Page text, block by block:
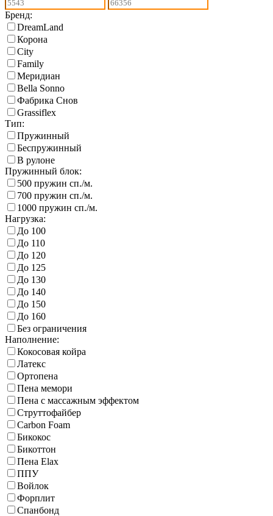
Бренд:
DreamLand
Корона
City
Family
Меридиан
Bella Sonno
Фабрика Снов
Grassiflex
Тип:
Пружинный
Беспружинный
В рулоне
Пружинный блок:
500 пружин сп./м.
700 пружин сп./м.
1000 пружин сп./м.
Нагрузка:
До 100
До 110
До 120
До 125
До 130
До 140
До 150
До 160
Без ограничения
Наполнение:
Кокосовая койра
Латекс
Ортопена
Пена мемори
Пена с массажным эффектом
Струттофайбер
Carbon Foam
Бикокос
Бикоттон
Пена Elax
ППУ
Войлок
Форплит
Спанбонд